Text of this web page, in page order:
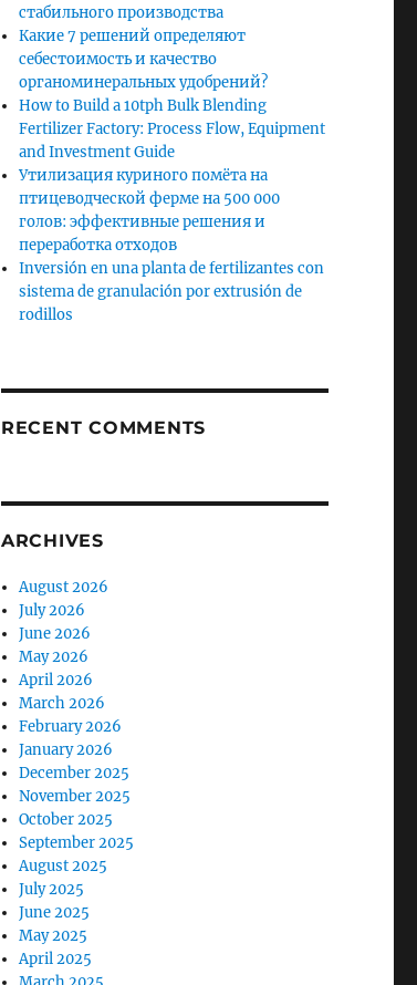
стабильного производства
Какие 7 решений определяют
себестоимость и качество
органоминеральных удобрений?
How to Build a 10tph Bulk Blending
Fertilizer Factory: Process Flow, Equipment
and Investment Guide
Утилизация куриного помёта на
птицеводческой ферме на 500 000
голов: эффективные решения и
переработка отходов
Inversión en una planta de fertilizantes con
sistema de granulación por extrusión de
rodillos
RECENT COMMENTS
ARCHIVES
August 2026
July 2026
June 2026
May 2026
April 2026
March 2026
February 2026
January 2026
December 2025
November 2025
October 2025
September 2025
August 2025
July 2025
June 2025
May 2025
April 2025